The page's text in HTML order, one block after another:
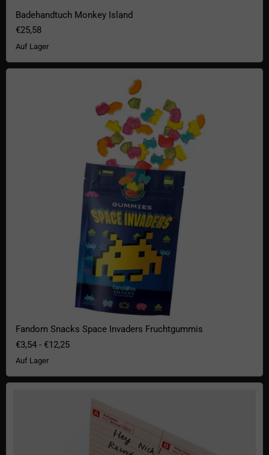
Badehandtuch Monkey Island
€25,58
Auf Lager
Fandom Snacks Space Invaders Fruchtgummis
Fandom Snacks Space Invaders Fruchtgummis
€3,54 - €12,25
Auf Lager